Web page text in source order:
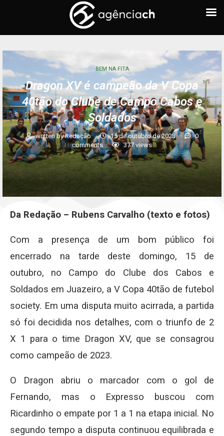
BEM NA FITA
Dragon XV é campeão da V Copa
40tão do Clube de Campo Cabos e
Soldados
written byRedação 15 de outubro de 2023
0
comments
377views
Da Redação – Rubens Carvalho (texto e fotos)
Com a presença de um bom público foi
encerrado na tarde deste domingo, 15 de
outubro, no Campo do Clube dos Cabos e
Soldados em Juazeiro, a V Copa 40tão de futebol
society. Em uma disputa muito acirrada, a partida
só foi decidida nos detalhes, com o triunfo de 2
X 1 para o time Dragon XV, que se consagrou
como campeão de 2023.
O Dragon abriu o marcador com o gol de
Fernando, mas o Expresso buscou com
Ricardinho o empate por 1 a 1 na etapa inicial. No
segundo tempo a disputa continuou equilibrada e